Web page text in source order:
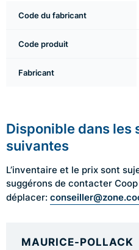
Code du fabricant
Code produit
Fabricant
Disponible dans les
suivantes
L’inventaire et le prix sont
suggérons de contacter
déplacer:
MAURICE-POLLACK